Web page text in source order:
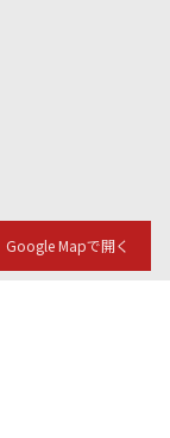
Google Mapで開く